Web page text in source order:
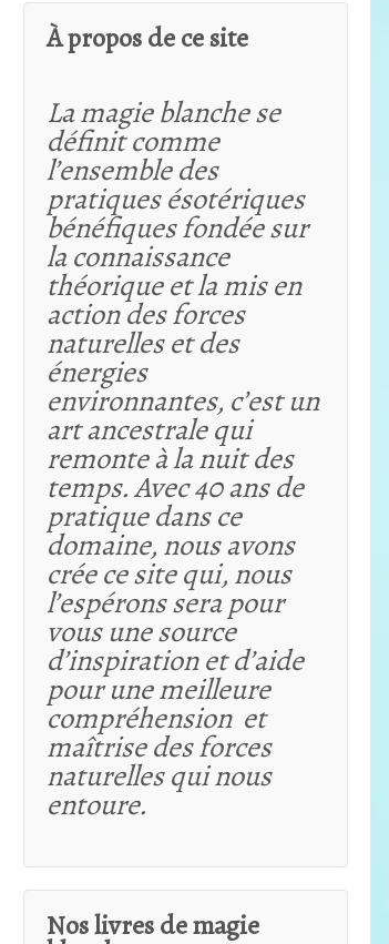
À propos de ce site
La magie blanche se
définit comme
l’ensemble des
pratiques ésotériques
bénéfiques fondée sur
la connaissance
théorique etla mis en
action des forces
naturelles et des
énergies
environnantes, c’est un
art ancestrale qui
remonte à la nuit des
temps. Avec 40 ans de
pratique dans ce
domaine, nous avons
crée ce site qui, nous
l’espérons sera pour
vous une source
d’inspiration et d’aide
pour une meilleure
compréhension et
maîtrise des forces
naturelles qui nous
entoure.
Nos livres de magie